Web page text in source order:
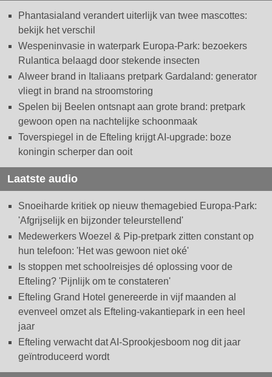
Phantasialand verandert uiterlijk van twee mascottes:
bekijk het verschil
Wespeninvasie in waterpark Europa-Park: bezoekers
Rulantica belaagd door stekende insecten
Alweer brand in Italiaans pretpark Gardaland: generator
vliegt in brand na stroomstoring
Spelen bij Beelen ontsnapt aan grote brand: pretpark
gewoon open na nachtelijke schoonmaak
Toverspiegel in de Efteling krijgt AI-upgrade: boze
koningin scherper dan ooit
Laatste audio
Snoeiharde kritiek op nieuw themagebied Europa-Park:
'Afgrijselijk en bijzonder teleurstellend'
Medewerkers Woezel & Pip-pretpark zitten constant op
hun telefoon: 'Het was gewoon niet oké'
Is stoppen met schoolreisjes dé oplossing voor de
Efteling? 'Pijnlijk om te constateren'
Efteling Grand Hotel genereerde in vijf maanden al
evenveel omzet als Efteling-vakantiepark in een heel
jaar
Efteling verwacht dat AI-Sprookjesboom nog dit jaar
geïntroduceerd wordt